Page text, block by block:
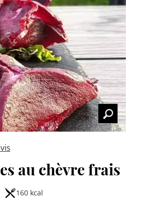
au chèvre frais
160 kcal